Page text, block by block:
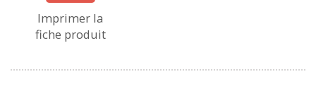
Imprimer la
fiche produit